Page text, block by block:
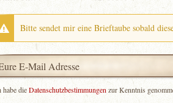
Bitte sendet mir eine Brieftaube sobald
habe dieDatenschutzbestimmungen zur Kenntnis